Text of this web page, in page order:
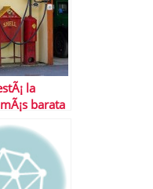
la
barata